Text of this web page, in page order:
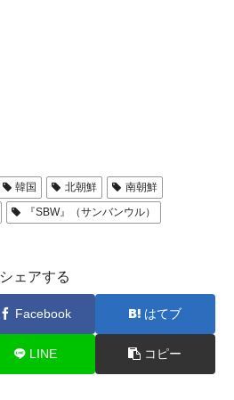
韓国 北朝鮮
南朝鮮
『SBW』（サンバンウル）
シェアする
Facebook はてブ
LINE コピー